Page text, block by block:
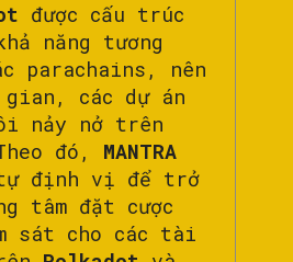
được cấu trúc
năng tương
parachains, nên
các dự án
nảy nở trên
đó, MANTRA
tự định vị để trở
tâm đặt cược
sát cho các tài